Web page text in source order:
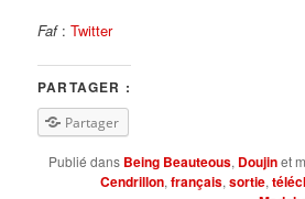
Faf:Twitter
PARTAGER :
Partager
Publié dans Being Beauteous, Doujinet
Cendrillon, français, sortie,